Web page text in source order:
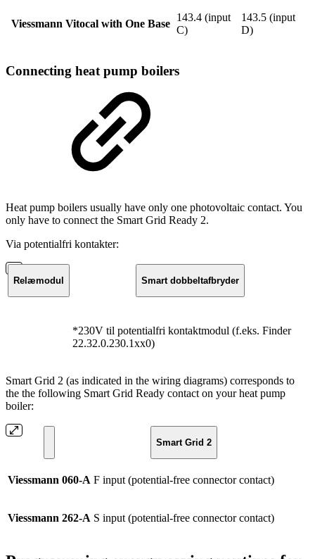
Viessmann Vitocal with One Base
143.4 (input
C)
143.5 (input
D)
Connecting heat pump boilers
Heat pump boilers usually have only one photovoltaic contact. You
only have to connect the Smart Grid Ready 2.
Via potentialfri kontakter:
Relæmodul Smart dobbeltafbryder
*230V til potentialfri kontaktmodul (f.eks. Finder
22.32.0.230.1xx0)
Smart Grid 2 (as indicated in the wiring diagrams) corresponds to
the the following Smart Grid Ready contact on your heat pump
boiler:
Smart Grid 2
Viessmann 060-A F input (potential-free connector contact)
Viessmann 262-A S input (potential-free connector contact)